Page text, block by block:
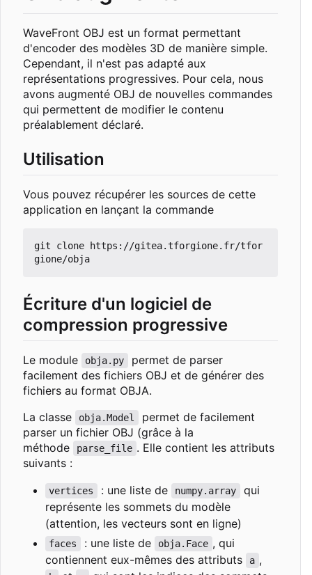
WaveFront OBJ est un format permettant
d'encoder des modèles 3D de manière simple.
Cependant, il n'est pas adapté aux
représentations progressives. Pour cela, nous
avons augmenté OBJ de nouvelles commandes
qui permettent de modifier le contenu
préalablement déclaré.
Utilisation
Vous pouvez récupérer les sources de cette
application en lançant la commande
git clone https://gitea.tforgione.fr/tfor
Écriture d'un logiciel de
compression progressive
Le module obja.py
permet de parser
facilement des fichiers OBJ et de générer des
fichiers au format OBJA.
La classe
obja.Model
permet de facilement
parser un fichier OBJ (grâce à la
méthode
parse_file . Elle contient les attributs
suivants :
vertices : une liste de numpy.array
qui
représente les sommets du modèle
(attention, les vecteurs sont en ligne)
faces : une liste de obja.Face , qui
contiennent eux-mêmes des attributs
a ,